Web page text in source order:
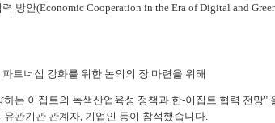
안(Economic Cooperation in the Era of Digital and
트너십 강화를 위한 논의의 장 마련을 위해
는 이집트의 녹색산업육성 정책과 한-이집트 협력 전
관기관 관계자, 기업인 등이 참석했습니다.